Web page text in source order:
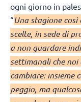
ogni giorno in
“Una stagione
scelte, in sede di
a non guardare
settimanali che
cambiare: insieme
peggio, ma